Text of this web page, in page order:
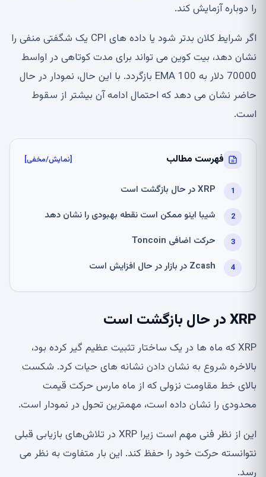
را دوباره آزمایش کند.
اگر شرایط کلان بدتر شود یا داده های CPI یک شگفتی منفی را
نشان دهد، بیت کوین می تواند برای مدت کوتاهی در اواسط
70000 دلار به 100 EMA بازگردد. با این حال، نمودار در حال
حاضر نشان می دهد که احتمال ادامه آن بیشتر از سقوط
است.
فهرست مطالب [نمایش/مخفی]
XRP در حال بازگشت است
شیبا اینو ممکن است نقطه بهبودی را نشان دهد
حرکت اضافی Toncoin
Zcash در بازار در حال افزایش است
XRP در حال بازگشت است
XRP که ماه ها در یک ساختار تثبیت عظیم گیر کرده بود،
بالاخره شروع به نشان دادن نشانه های حیات کرد. شکست
بالای خط مقاومت نزولی که از ماه مارس حرکت قیمت
محدودی را نشان داده است، مهمترین تحول در نمودار است.
این از نظر فنی مهم است زیرا XRP در تلاش‌های بازیابی قبلی
نتوانسته حرکت خود را حفظ کند. این بار متفاوت به نظر می
رسد.